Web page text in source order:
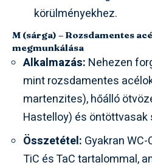
körülményekhez.
M (sárga) – Rozsdamentes
megmunkálása
Alkalmazás: Nehezen
mint rozsdamentes
martenzites), hőálló
Hastelloy) és
Összetétel: Gyakran
TiC és TaC tartalommal,